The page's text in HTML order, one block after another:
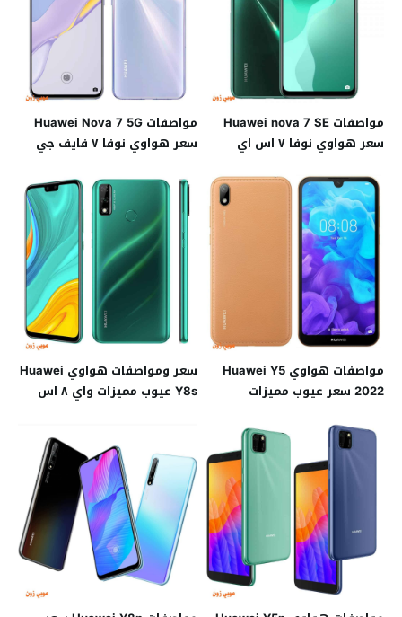
مواصفات Huawei nova 7 SE
سعر هواوي نوفا ٧ اس اي
مواصفات Huawei Nova 7 5G
سعر هواوي نوفا ٧ فايف جي
مواصفات هواوي Huawei Y5
2022 سعر عيوب مميزات
سعر ومواصفات هواوي Huawei
Y8s عيوب مميزات واي ٨ اس